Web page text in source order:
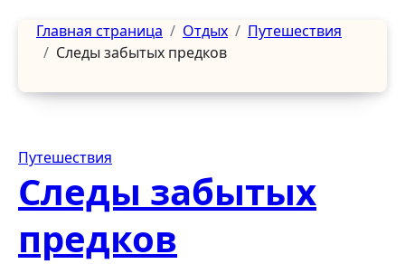
Главная страница Отдых
Путешествия
Следы забытых предков
Путешествия
Следы забытых
предков